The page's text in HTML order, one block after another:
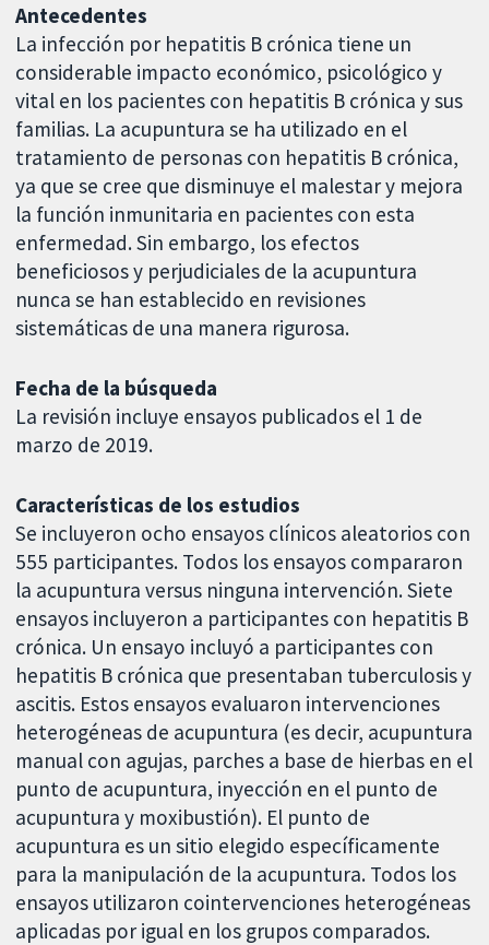
Antecedentes
La infección por hepatitis B crónica tiene un
considerable impacto económico, psicológico y
vital en los pacientes con hepatitis B crónica y sus
familias. La acupuntura se ha utilizado en el
tratamiento de personas con hepatitis B crónica,
ya que se cree que disminuye el malestar y mejora
la función inmunitaria en pacientes con esta
enfermedad. Sin embargo, los efectos
beneficiosos y perjudiciales de la acupuntura
nunca se han establecido en revisiones
sistemáticas de una manera rigurosa.
Fecha de la búsqueda
La revisión incluye ensayos publicados el 1 de
marzo de 2019.
Características de los estudios
Se incluyeron ocho ensayos clínicos aleatorios con
555 participantes. Todos los ensayos compararon
la acupuntura versus ninguna intervención. Siete
ensayos incluyeron a participantes con hepatitis B
crónica. Un ensayo incluyó a participantes con
hepatitis B crónica que presentaban tuberculosis y
ascitis. Estos ensayos evaluaron intervenciones
heterogéneas de acupuntura (es decir, acupuntura
manual con agujas, parches a base de hierbas en el
punto de acupuntura, inyección en el punto de
acupuntura y moxibustión). El punto de
acupuntura es un sitio elegido específicamente
para la manipulación de la acupuntura. Todos los
ensayos utilizaron cointervenciones heterogéneas
aplicadas por igual en los grupos comparados.